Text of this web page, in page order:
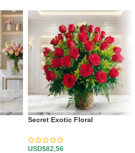
Secret Exotic Floral
USD$82,56